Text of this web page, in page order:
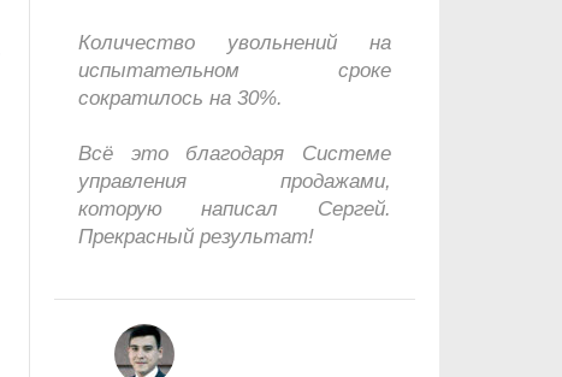
Количество увольнений на
испытательном сроке
сократилось на 30%.
Всё это благодаря Системе
управления продажами,
которую написал Сергей.
Прекрасный результат!